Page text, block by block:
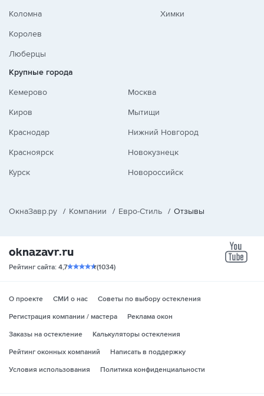
Коломна
Королев
Люберцы
Химки
Крупные города
Кемерово
Киров
Краснодар
Красноярск
Курск
Москва
Мытищи
Нижний Новгород
Новокузнецк
Новороссийск
ОкнаЗавр.ру / Компании / Евро-Стиль / Отзывы
Рейтинг сайта: 4,7 (1034)
О проекте СМИ о нас
Советы по выбору остекления
Регистрация компании / мастера
Реклама окон
Заказы на остекление
Калькуляторы остекления
Рейтинг оконных компаний
Написать в поддержку
Условия использования
Политика конфиденциальности